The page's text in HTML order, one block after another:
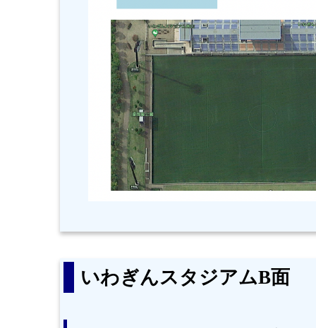
いわぎんスタジアムB面